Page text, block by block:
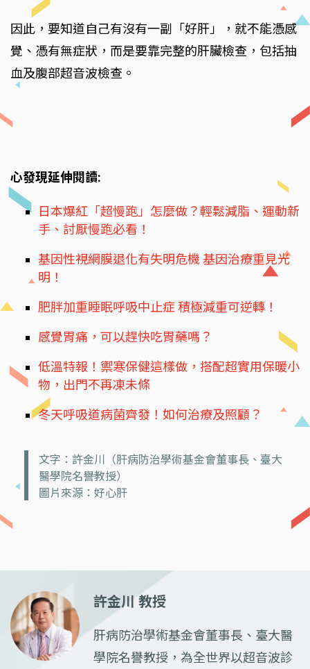
因此，要知道自己有沒有一副「好肝」，就不能憑感
覺、憑有無症狀，而是要靠完整的肝臟檢查，包括抽
血及腹部超音波檢查。
心發現延伸閱讀:
日本爆紅「超慢跑」怎麼做？輕鬆減脂、運動新
手、討厭慢跑必看！
基因性視網膜退化有失明危機 基因治療重見光
明！
肥胖加重睡眠呼吸中止症 積極減重可逆轉！
感覺胃痛，可以趕快吃胃藥嗎？
低溫特報！禦寒保健這樣做，搭配超實用保暖小
物，出門不再凍未條
冬天呼吸道病菌齊發！如何治療及照顧？
文字：許金川（肝病防治學術基金會董事長、臺大
醫學院名譽教授）
圖片來源：好心肝
許金川 教授
肝病防治學術基金會董事長、臺大醫
學院名譽教授，為全世界以超音波診